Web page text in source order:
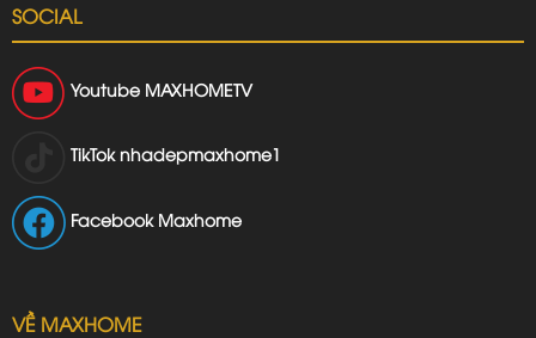
SOCIAL
Youtube MAXHOMETV
TikTok nhadepmaxhome1
Facebook Maxhome
VỀ MAXHOME